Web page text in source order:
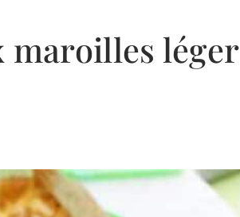
maroilles léger